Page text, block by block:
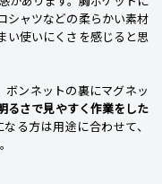
シャツなどの柔らかい素材
い使いにくさを感じると思
ンネットの裏にマグネッ
るさで見やすく作業をした
る方は用途に合わせて、